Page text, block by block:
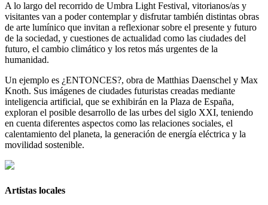
A lo largo del recorrido de Umbra Light Festival, vitorianos/as y
visitantes van a poder contemplar y disfrutar también distintas obras
de arte lumínico que invitan a reflexionar sobre el presente y futuro
de la sociedad, y cuestiones de actualidad como las ciudades del
futuro, el cambio climático y los retos más urgentes de la
humanidad.
Un ejemplo es ¿ENTONCES?, obra de Matthias Daenschel y Max
Knoth. Sus imágenes de ciudades futuristas creadas mediante
inteligencia artificial, que se exhibirán en la Plaza de España,
exploran el posible desarrollo de las urbes del siglo XXI, teniendo
en cuenta diferentes aspectos como las relaciones sociales, el
calentamiento del planeta, la generación de energía eléctrica y la
movilidad sostenible.
Artistas locales